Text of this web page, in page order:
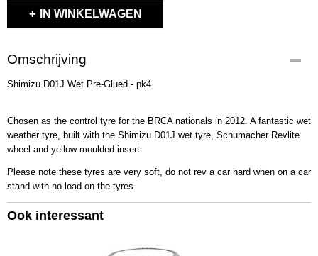
IN WINKELWAGEN
Omschrijving
Shimizu D01J Wet Pre-Glued - pk4
Chosen as the control tyre for the BRCA nationals in 2012. A fantastic wet
weather tyre, built with the Shimizu D01J wet tyre, Schumacher Revlite
wheel and yellow moulded insert.
Please note these tyres are very soft, do not rev a car hard when on a car
stand with no load on the tyres.
Ook interessant